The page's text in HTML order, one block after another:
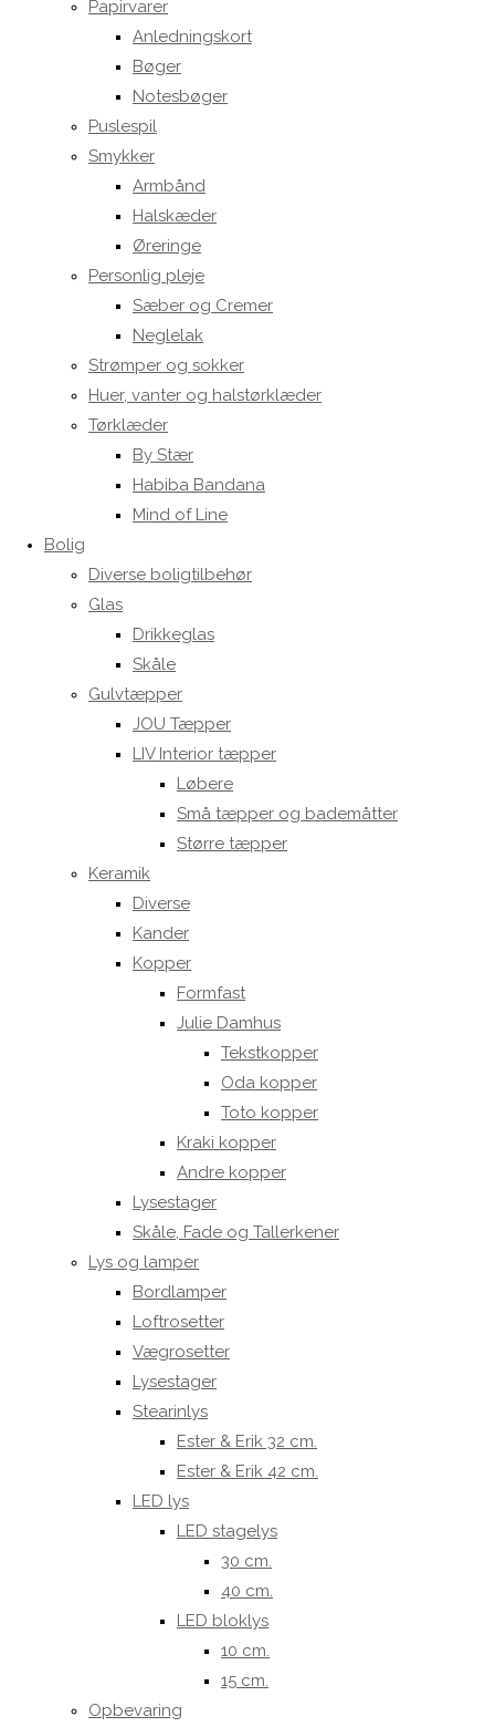
Papirvarer
Anledningskort
Bøger
Notesbøger
Puslespil
Smykker
Armbånd
Halskæder
Øreringe
Personlig pleje
Sæber og Cremer
Neglelak
Strømper og sokker
Huer, vanter og halstørklæder
Tørklæder
By Stær
Habiba Bandana
Mind of Line
Bolig
Diverse boligtilbehør
Glas
Drikkeglas
Skåle
Gulvtæpper
JOU Tæpper
LIV Interior tæpper
Løbere
Små tæpper og bademåtter
Større tæpper
Keramik
Diverse
Kander
Kopper
Formfast
Julie Damhus
Tekstkopper
Oda kopper
Toto kopper
Kraki kopper
Andre kopper
Lysestager
Skåle, Fade og Tallerkener
Lys og lamper
Bordlamper
Loftrosetter
Vægrosetter
Lysestager
Stearinlys
Ester & Erik 32 cm.
Ester & Erik 42 cm.
LED lys
LED stagelys
30 cm.
40 cm.
LED bloklys
10 cm.
15 cm.
Opbevaring